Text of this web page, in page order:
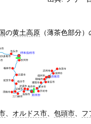
の黄土高原（薄茶色部分）
、 オルドス市、 包頭市、 フ